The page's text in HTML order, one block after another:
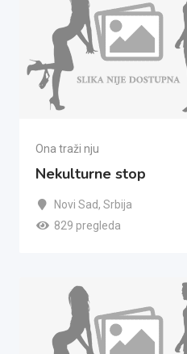
Ona traži nju
Nekulturne stop
Novi Sad, Srbija
829 pregleda